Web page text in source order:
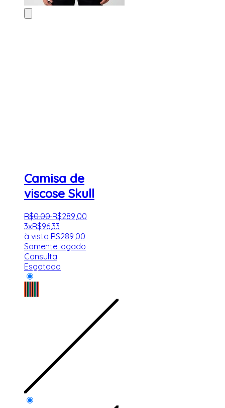
Camisa de
viscose Skull
R$0,00 R$289 00
3xR$96,33
à vista R$289,00
Somente logado
Consulta
Esgotado